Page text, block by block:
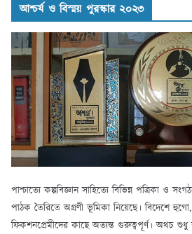
আশ্চর্য ও বিস্ময় পুরস্কার ২০২৩
পাশ্চাত্যে কল্পবিজ্ঞান সাহিত্যে বিভিন্ন পত্রিকা ও
পাঠক তৈরিতে অগ্রণী ভূমিকা নিয়েছে। বিদেশে
ফিকশনপ্রেমীদের কাছে অত্যন্ত গুরুত্বপূর্ণ। অথচ শুধু